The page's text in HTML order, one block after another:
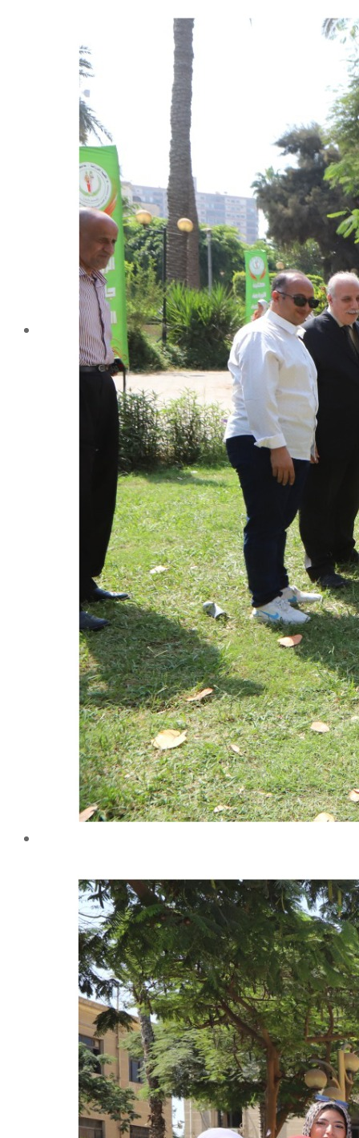
الإدارة
كلمة عميد الكلية
رؤساء الأقسام العلمية
الهيكل التنظيمى
نبذة تاريخية
تاريخ الكلية
الإدارة الحالية
الخطة الإستراتجية و التنفيذية
ميثاق الأخلاقيات
بحوث فى حقوق الملكية الفكرية
إستراتجية التعليم والتعلم
البريد الإلكترونى لإدارات و مراكز الكلية
خريطة الكلية